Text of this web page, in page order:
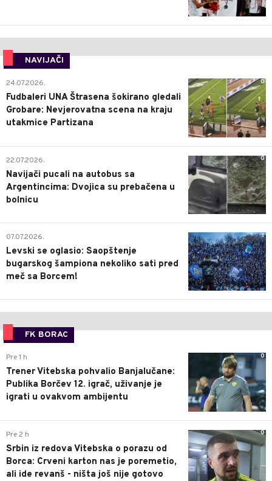
NAVIJAČI
0
24.07.2026.
Fudbaleri UNA Štrasena šokirano gledali
Grobare: Nevjerovatna scena na kraju
utakmice Partizana
0
22.07.2026.
Navijači pucali na autobus sa
Argentincima: Dvojica su prebačena u
bolnicu
1
07.07.2026.
Levski se oglasio: Saopštenje
bugarskog šampiona nekoliko sati pred
meč sa Borcem!
FK BORAC
0
Pre 1 h
Trener Vitebska pohvalio Banjalučane:
Publika Borčev 12. igrač, uživanje je
igrati u ovakvom ambijentu
0
Pre 2 h
Srbin iz redova Vitebska o porazu od
Borca: Crveni karton nas je poremetio,
ali ide revanš - ništa još nije gotovo